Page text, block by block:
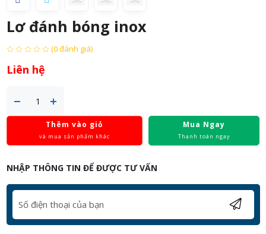
Lơ đánh bóng inox
(0 đánh giá)
Liên hệ
Thêm vào giỏ
và mua sản phẩm khác
Mua Ngay
Thanh toán ngay
NHẬP THÔNG TIN ĐỂ ĐƯỢC TƯ VẤN